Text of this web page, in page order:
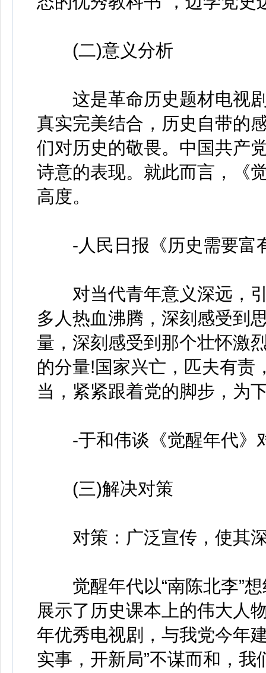
(二)意义分析
这是革命历史题材电视剧
真实完美结合，历史自带的
们对历史的敬畏。中国共产
诗意的表现。就此而言，《
高度。
-人民日报《历史需要富
对当代青年意义深远，引
多人热血沸腾，深刻感受到
量，深刻感受到那个壮怀激
的分量!国家兴亡，匹夫有责
当，紧紧跟着党的脚步，为
-于和伟谈《觉醒年代》
(三)解决对策
对策：广泛宣传，使其
觉醒年代以“南陈北李”想
展示了历史课本上的伟大人
年优秀电视剧，与我党今年
实事，开新局”不谋而和，